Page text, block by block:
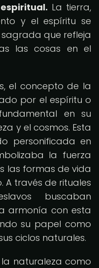
La tierra,
y el espíritu se
que refleja
las cosas en el
el concepto de la
por el espíritu o
en su
y el cosmos. Esta
personificada en
la fuerza
las formas de vida
A través de rituales
buscaban
armonía con esta
su papel como
ciclos naturales.
naturaleza como